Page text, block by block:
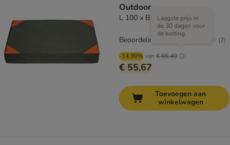
Outdoor
L 100 x B 70 x H 12 cm
-14.99%van € 65,49
Laagste prijs in
de 30 dagen voor
de korting
€ 55,67
Beoordeling: 4.1/5 (7)
Toevoegen aan
winkelwagen